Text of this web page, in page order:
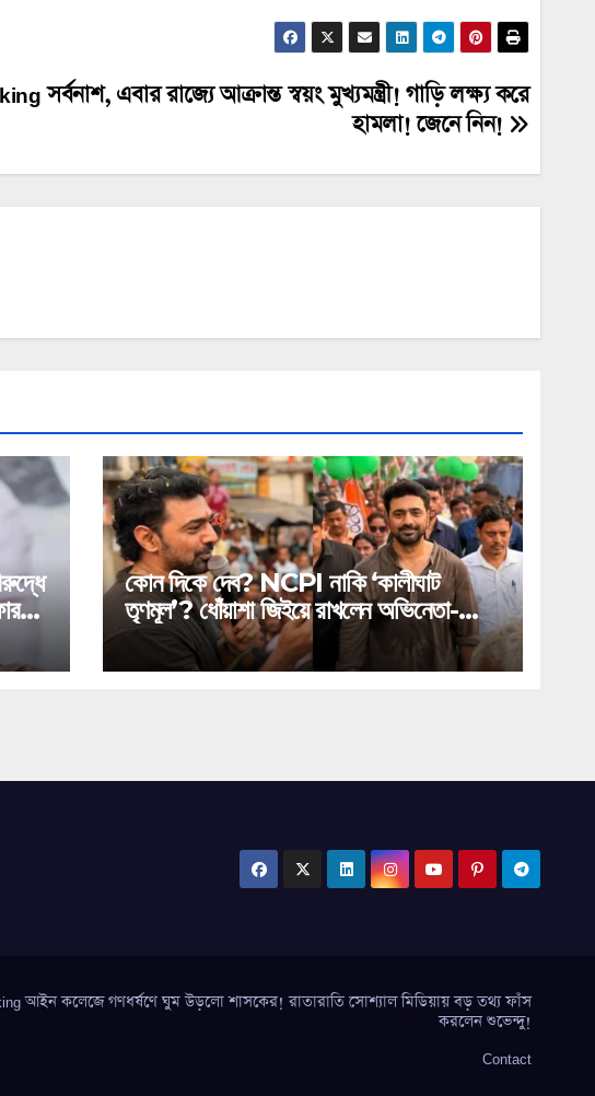
সর্বনাশ, এবার রাজ্যে আক্রান্ত স্বয়ং মুখ্যমন্ত্রী! গাড়ি লক্ষ্য করে
হামলা! জেনে নিন!
কোন দিকে দেব? NCPI নাকি ‘কালীঘাট
তৃণমূল’? ধোঁয়াশা জিইয়ে রাখলেন অভিনেতা-
সাংসদ!
আইন কলেজে গণধর্ষণে ঘুম উড়লো শাসকের! রাতারাতি সোশ্যাল মিডিয়ায় বড় তথ্য ফাঁস
করলেন শুভেন্দু!
Contact